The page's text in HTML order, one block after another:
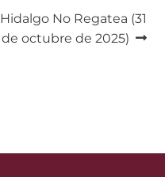
Siguiente:
Hidalgo No Regatea (31
de octubre de 2025)